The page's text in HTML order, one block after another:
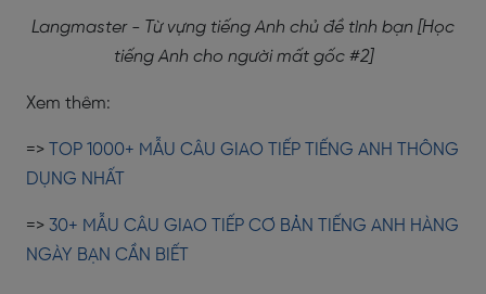
Langmaster - Từ vựng tiếng Anh chủ đề tình bạn [Học
tiếng Anh cho người mất gốc #2]
Xem thêm:
=>
TOP 1000+ MẪU CÂU GIAO TIẾP TIẾNG ANH THÔNG
DỤNG NHẤT
=> 30+ MẪU CÂU GIAO TIẾP CƠ BẢN TIẾNG ANH HÀNG
NGÀY BẠN CẦN BIẾT